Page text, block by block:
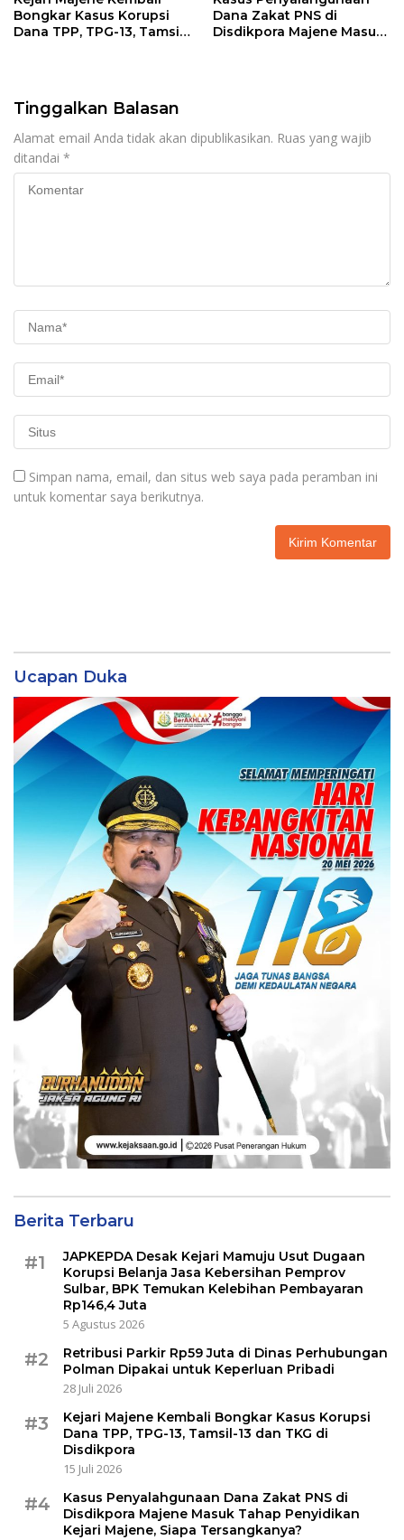
Bongkar Kasus Korupsi
Dana TPP, TPG-13, Tamsil-
Dana Zakat PNS di
Disdikpora Majene Masuk
Tinggalkan Balasan
Alamat email Anda tidak akan dipublikasikan. Ruas yang wajib
ditandai *
Simpan nama, email, dan situs web saya pada peramban ini
untuk komentar saya berikutnya.
Ucapan Duka
Berita Terbaru
#1
JAPKEPDA Desak Kejari Mamuju Usut Dugaan
Korupsi Belanja Jasa Kebersihan Pemprov
Sulbar, BPK Temukan Kelebihan Pembayaran
Rp146,4 Juta
5 Agustus 2026
#2
Retribusi Parkir Rp59 Juta di Dinas Perhubungan
Polman Dipakai untuk Keperluan Pribadi
28 Juli 2026
#3
Kejari Majene Kembali Bongkar Kasus Korupsi
Dana TPP, TPG-13, Tamsil-13 dan TKG di
Disdikpora
15 Juli 2026
#4
Kasus Penyalahgunaan Dana Zakat PNS di
Disdikpora Majene Masuk Tahap Penyidikan
Kejari Majene, Siapa Tersangkanya?